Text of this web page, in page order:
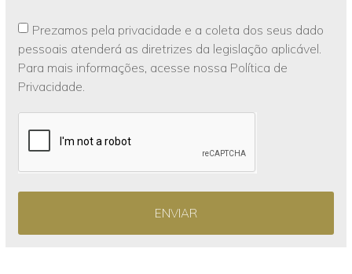
Prezamos pela privacidade e a coleta dos seus dado
pessoais atenderá as diretrizes da legislação aplicável.
Para mais informações, acesse nossa Política de
Privacidade.
ENVIAR